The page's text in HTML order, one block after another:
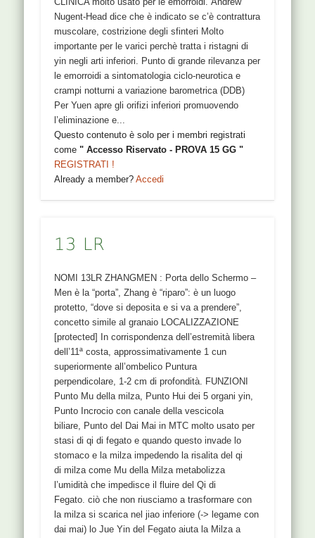
Nugent-Head dice che è indicato se c’è contrattura
muscolare, costrizione degli sfinteri Molto
importante per le varici perchè tratta i ristagni di
yin negli arti inferiori. Punto di grande rilevanza per
le emorroidi a sintomatologia ciclo-neurotica e
crampi notturni a variazione barometrica (DDB)
Per Yuen apre gli orifizi inferiori promuovendo
l’eliminazione e...
Questo contenuto è solo per i membri registrati
come" Accesso Riservato - PROVA 15 GG "
REGISTRATI !
Already a member?Accedi
13 LR
NOMI 13LR ZHANGMEN : Porta dello Schermo –
Men è la “porta”, Zhang è “riparo”: è un luogo
protetto, “dove si deposita e si va a prendere”,
concetto simile al granaio LOCALIZZAZIONE
[protected] In corrispondenza dell’estremità libera
dell’11ª costa, approssimativamente 1 cun
superiormente all’ombelico Puntura
perpendicolare, 1-2 cm di profondità. FUNZIONI
Punto Mu della milza, Punto Hui dei 5 organi yin,
Punto Incrocio con canale della vescicola
biliare, Punto del Dai Mai in MTC molto usato per
stasi di qi di fegato e quando questo invade lo
stomaco e la milza impedendo la risalita del qi
di milza come Mu della Milza metabolizza
l’umidità che impedisce il fluire del Qi di
Fegato. ciò che non riusciamo a trasformare con
la milza si scarica nel jiao inferiore (-> legame con
dai mai) lo Jue Yin del Fegato aiuta la Milza a